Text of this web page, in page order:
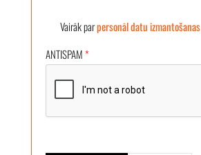
Vairāk parpersonāl datu izmantošanas
ANTISPAM*